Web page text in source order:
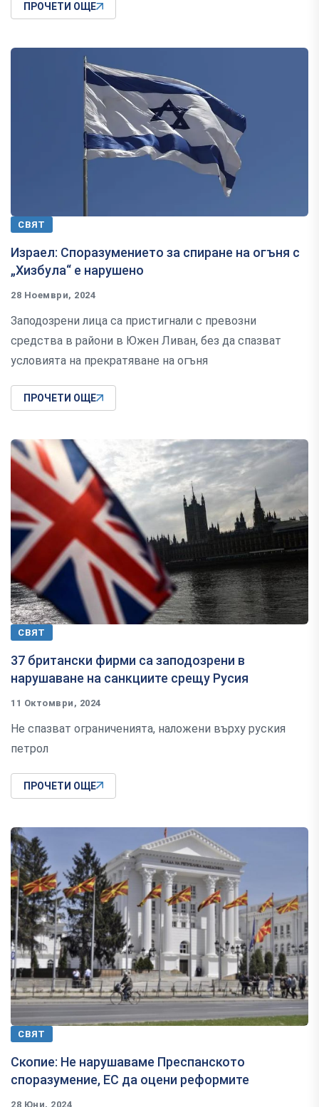
ПРОЧЕТИ ОЩЕ
СВЯТ
Израел: Споразумението за спиране на огъня с
„Хизбула“ е нарушено
28 Ноември, 2024
Заподозрени лица са пристигнали с превозни
средства в райони в Южен Ливан, без да спазват
условията на прекратяване на огъня
ПРОЧЕТИ ОЩЕ
СВЯТ
37 британски фирми са заподозрени в
нарушаване на санкциите срещу Русия
11 Октомври, 2024
Не спазват ограниченията, наложени върху руския
петрол
ПРОЧЕТИ ОЩЕ
СВЯТ
Скопие: Не нарушаваме Преспанското
споразумение, ЕС да оцени реформите
28 Юни, 2024